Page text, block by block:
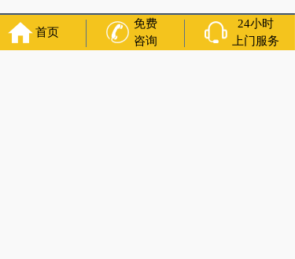
首页
免费
咨询
24小时
上门服务